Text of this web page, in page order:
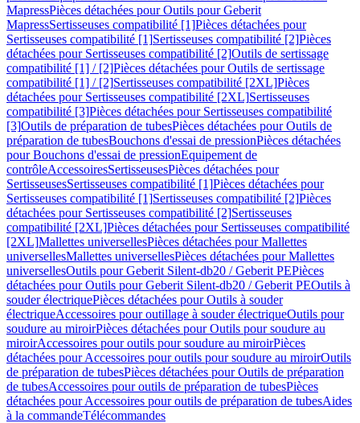
MapressPièces détachées pour Outils pour Geberit
MapressSertisseuses compatibilité [1]Pièces détachées pour
Sertisseuses compatibilité [1]Sertisseuses compatibilité [2]Pièces
détachées pour Sertisseuses compatibilité [2]Outils de sertissage
compatibilité [1] / [2]Pièces détachées pour Outils de sertissage
compatibilité [1] / [2]Sertisseuses compatibilité [2XL]Pièces
détachées pour Sertisseuses compatibilité [2XL]Sertisseuses
compatibilité [3]Pièces détachées pour Sertisseuses compatibilité
[3]Outils de préparation de tubesPièces détachées pour Outils de
préparation de tubesBouchons d'essai de pressionPièces détachées
pour Bouchons d'essai de pressionEquipement de
contrôleAccessoiresSertisseusesPièces détachées pour
SertisseusesSertisseuses compatibilité [1]Pièces détachées pour
Sertisseuses compatibilité [1]Sertisseuses compatibilité [2]Pièces
détachées pour Sertisseuses compatibilité [2]Sertisseuses
compatibilité [2XL]Pièces détachées pour Sertisseuses compatibilité
[2XL]Mallettes universellesPièces détachées pour Mallettes
universellesMallettes universellesPièces détachées pour Mallettes
universellesOutils pour Geberit Silent-db20 / Geberit PEPièces
détachées pour Outils pour Geberit Silent-db20 / Geberit PEOutils à
souder électriquePièces détachées pour Outils à souder
électriqueAccessoires pour outillage à souder électriqueOutils pour
soudure au miroirPièces détachées pour Outils pour soudure au
miroirAccessoires pour outils pour soudure au miroirPièces
détachées pour Accessoires pour outils pour soudure au miroirOutils
de préparation de tubesPièces détachées pour Outils de préparation
de tubesAccessoires pour outils de préparation de tubesPièces
détachées pour Accessoires pour outils de préparation de tubesAides
à la commandeTélécommandes